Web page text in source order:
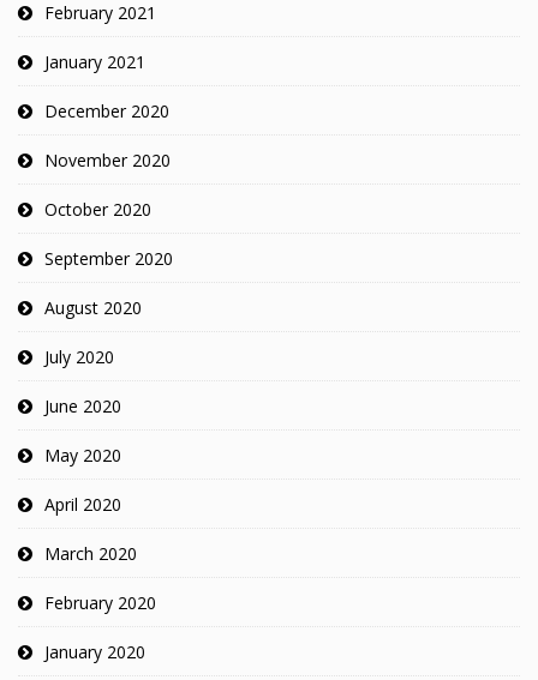
February 2021
January 2021
December 2020
November 2020
October 2020
September 2020
August 2020
July 2020
June 2020
May 2020
April 2020
March 2020
February 2020
January 2020